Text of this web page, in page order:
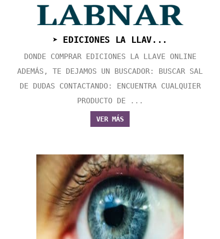
➤ EDICIONES LA LLAV...
DONDE COMPRAR EDICIONES LA LLAVE ONLINE
ADEMÁS, TE DEJAMOS UN BUSCADOR: BUSCAR SAL
DE DUDAS CONTACTANDO: ENCUENTRA CUALQUIER
PRODUCTO DE ...
VER MÁS